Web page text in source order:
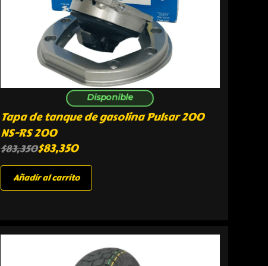
Disponible
Tapa de tanque de gasolina Pulsar 200
NS-RS 200
$83,350$83,350
Añadir al carrito